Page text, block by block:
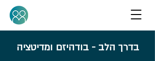
בדרך הלב - בודהיזם ומדיטציה